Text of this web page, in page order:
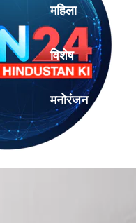
महिला
विशेष
मनोरंजन